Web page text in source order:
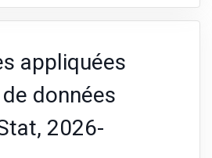
appliquées
données
2026-